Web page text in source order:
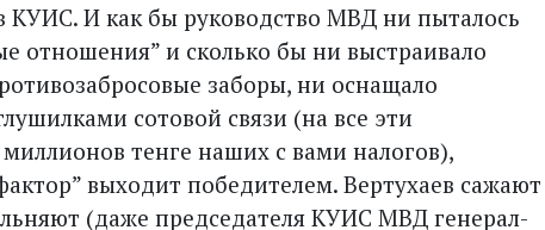
КУИС. И как бы руководство МВД ни пыталось
отношения” и сколько бы ни выстраивало
заборы, ни оснащало
сотовой связи (на все эти
тенге наших с вами налогов),
выходит победителем. Вертухаев сажают
(даже председателя КУИС МВД генерал-